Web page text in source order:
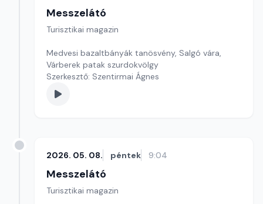
Messzelátó
Turisztikai magazin
Medvesi bazaltbányák tanösvény, Salgó vára,
Várberek patak szurdokvölgy
Szerkesztő: Szentirmai Ágnes
2026. 05. 08. péntek 9:04
Messzelátó
Turisztikai magazin